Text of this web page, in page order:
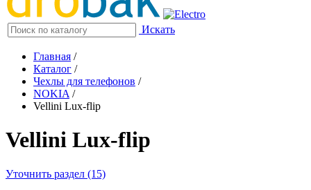
Искать
Главная /
Каталог /
Чехлы для телефонов /
NOKIA /
Vellini Lux-flip
Vellini Lux-flip
Уточнить раздел (15)